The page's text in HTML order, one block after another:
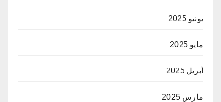
يونيو 2025
مايو 2025
أبريل 2025
مارس 2025